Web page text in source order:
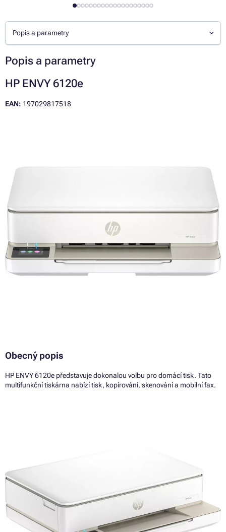
Popis a parametry
Popis a parametry
HP ENVY 6120e
EAN: 197029817518
Obecný popis
HP ENVY 6120e představuje dokonalou volbu pro domácí tisk. Tato
multifunkční tiskárna nabízí tisk, kopírování, skenování a mobilní fax.